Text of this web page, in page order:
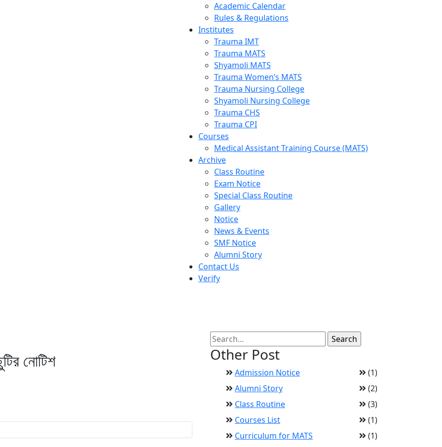
Academic Calendar
Rules & Regulations
Institutes
Trauma IMT
Trauma MATS
Shyamoli MATS
Trauma Women’s MATS
Trauma Nursing College
Shyamoli Nursing College
Trauma CHS
Trauma CPI
Courses
Medical Assistant Training Course (MATS)
Archive
Class Routine
Exam Notice
Special Class Routine
Gallery
Notice
News & Events
SMF Notice
Alumni Story
Contact Us
Verify
নোটিশ Other Post
Admission Notice
(1)
Alumni Story
(2)
Class Routine
(3)
Courses List
(1)
Curriculum for MATS
(1)